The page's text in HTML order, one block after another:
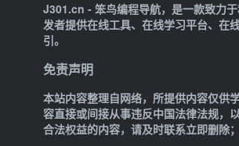
J301.cn - 笨鸟编程导航，是一款致力
发者提供在线工具、在线学习平台、在
引。
免责声明
本站内容整理自网络，所提供内容仅供
容直接或间接从事违反中国法律法规，
合法权益的内容，请及时联系立即删除